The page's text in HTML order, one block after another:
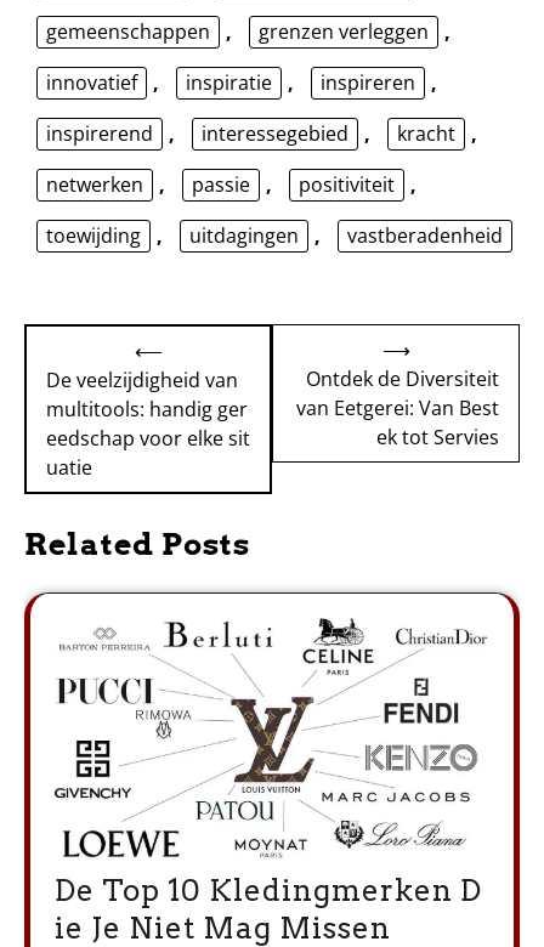
gemeenschappen
, grenzen verleggen
,
innovatief
, inspiratie , inspireren
,
inspirerend
, interessegebied , kracht
,
netwerken
, passie , positiviteit
,
toewijding
, uitdagingen , vastberadenheid
navigatie
⟵
De veelzijdigheid van
multitools: handig ger
eedschap voor elke sit
uatie
Ontdek de Diversiteit
van Eetgerei: Van Best
ek tot Servies
⟶
Related Posts
De Top 10 Kledingmerken D
ie Je Niet Mag Missen